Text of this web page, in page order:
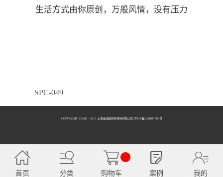
生活方式由你原创，万般风情，没有压力
SPC-049
SPC-050
COPYRIGHT ©2005 - 2013 上海品逸装饰材料有限公司 泸ICP备2021017990号
首页 分类 购物车 案例 我的